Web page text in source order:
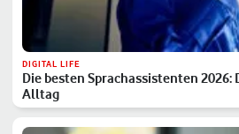
DIGITAL LIFE
Die besten Sprachassistenten 2026:
Alltag